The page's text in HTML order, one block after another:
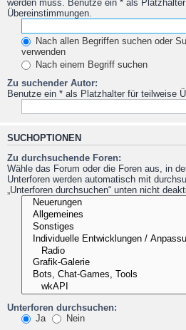
werden muss. Benutze ein * als
Übereinstimmungen.
Nach allen Begriffen suchen oder
verwenden
Nach einem Begriff suchen
Zu suchender Autor:
Benutze ein * als Platzhalter für teilweise
SUCHOPTIONEN
Zu durchsuchende Foren:
Wähle das Forum oder die Foren aus, in
Unterforen werden automatisch mit
„Unterforen durchsuchen“ unten nicht
Unterforen durchsuchen:
Ja
Nein